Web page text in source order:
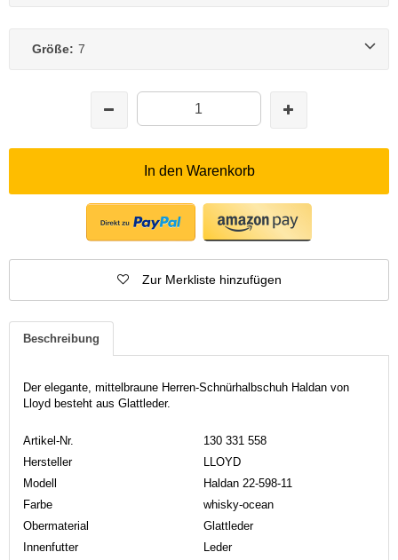
Größe: 7
In den Warenkorb
Zur Merkliste hinzufügen
Beschreibung
Der elegante, mittelbraune Herren-Schnürhalbschuh Haldan von
Lloyd besteht aus Glattleder.
Artikel-Nr.
130 331 558
Hersteller
LLOYD
Modell
Haldan 22-598-11
Farbe
whisky-ocean
Obermaterial
Glattleder
Innenfutter
Leder